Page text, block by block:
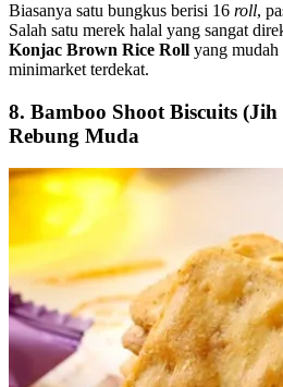
Biasanya satu bungkus berisi 16 roll,
Salah satu merek halal yang sangat
Konjac Brown Rice Roll yang
minimarket terdekat.
8. Bamboo Shoot Biscuits
Rebung Muda